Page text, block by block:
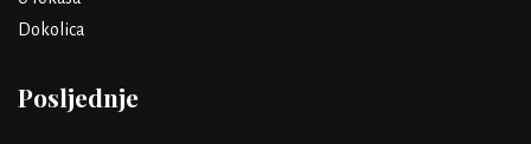
Dokolica
Posljednje